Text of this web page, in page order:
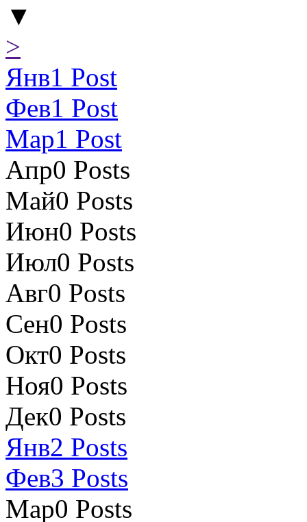
▼
>
Янв1 Post
Фев1 Post
Мар1 Post
Апр0 Posts
Май0 Posts
Июн0 Posts
Июл0 Posts
Авг0 Posts
Сен0 Posts
Окт0 Posts
Ноя0 Posts
Дек0 Posts
Янв2 Posts
Фев3 Posts
Мар0 Posts